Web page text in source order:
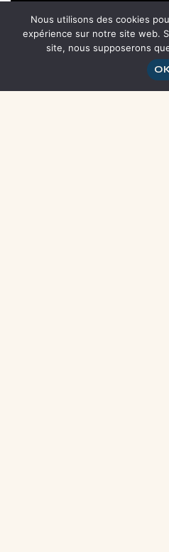
Nous utilisons des cookies
expérience sur notre site web.
site, nous supposerons